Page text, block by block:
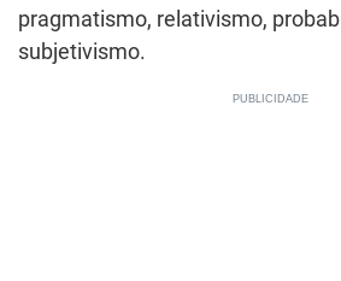
pragmatismo, relativismo,
subjetivismo.